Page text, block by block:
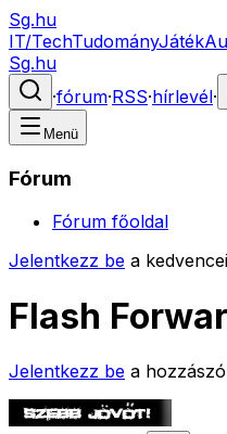
Sg.hu
IT/TechTudományJáték
Sg.hu
·fórum·RSS·hírlevél·
Menü
Fórum
Fórum főoldal
Jelentkezz be a
Flash
Jelentkezz be a